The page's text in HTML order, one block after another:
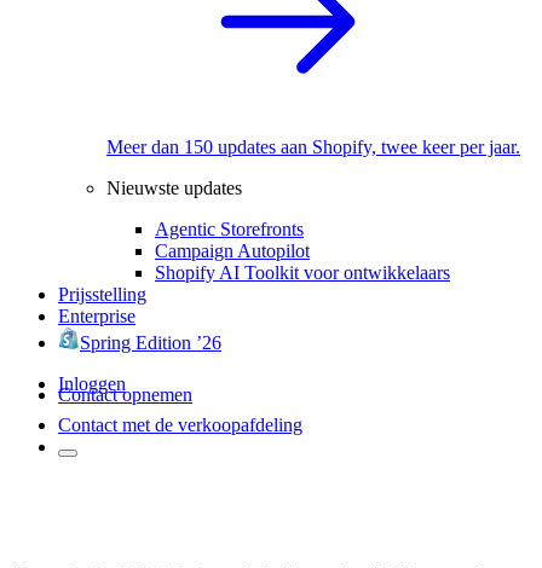
Meer dan 150 updates aan Shopify, twee keer per jaar.
Nieuwste updates
Agentic Storefronts
Campaign Autopilot
Shopify AI Toolkit voor ontwikkelaars
Prijsstelling
Enterprise
Spring Edition ’26
Inloggen
Contact opnemen
Contact met de verkoopafdeling